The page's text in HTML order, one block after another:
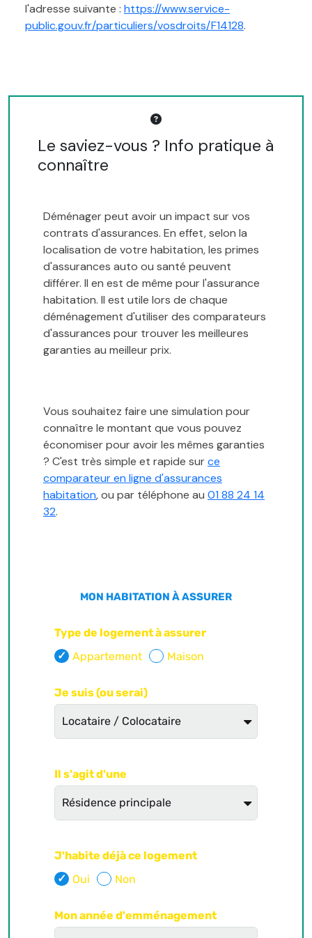
l'adresse suivante : https://www.service-
public.gouv.fr/particuliers/vosdroits/F14128.
Le saviez-vous ? Info pratique à
connaître
Déménager peut avoir un impact sur vos
contrats d'assurances. En effet, selon la
localisation de votre habitation, les primes
d'assurances auto ou santé peuvent
différer. Il en est de même pour l'assurance
habitation. Il est utile lors de chaque
déménagement d'utiliser des comparateurs
d'assurances pour trouver les meilleures
garanties au meilleur prix.
Vous souhaitez faire une simulation pour
connaître le montant que vous pouvez
économiser pour avoir les mêmes garanties
? C'est très simple et rapide surce
comparateur en ligne d'assurances
habitation, ou par téléphone au 01 88 24 14
32.